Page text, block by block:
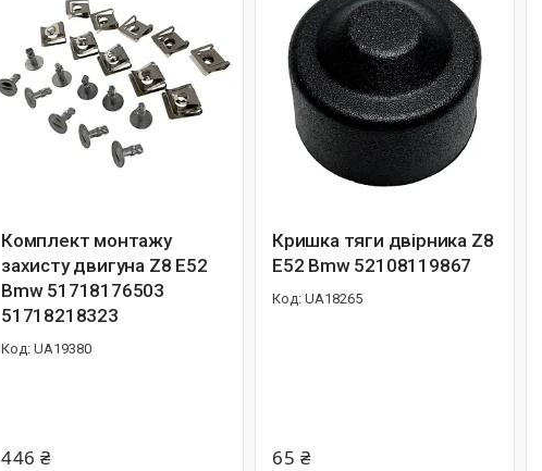
Комплект монтажу
захисту двигуна Z8 E52
Bmw 51718176503
51718218323
UA19380
446 ₴
Кришка тяги двірника Z8
E52 Bmw 52108119867
UA18265
65 ₴